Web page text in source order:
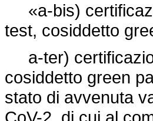
«a-bis)
test, cosiddetto
a-ter)
cosiddetto green
stato di avvenuta